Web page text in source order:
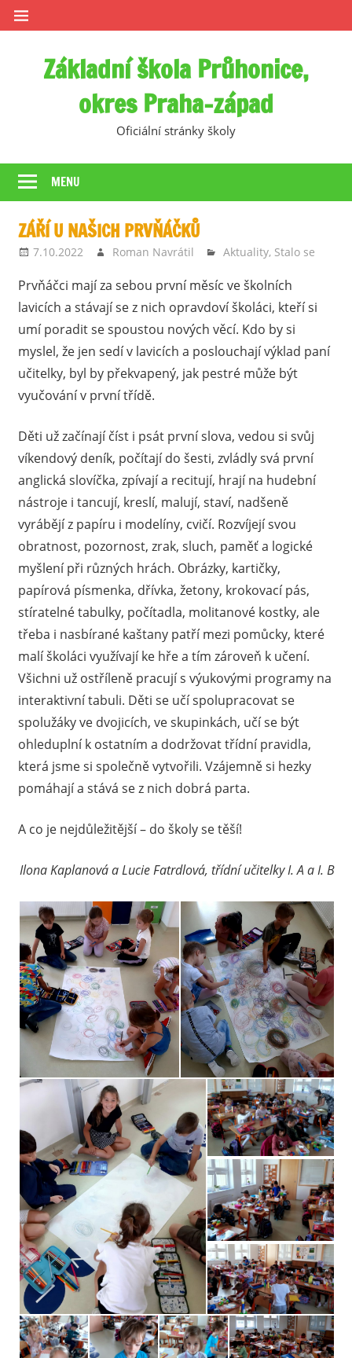
Skip
to
Základní škola Průhonice,
okres Praha-západ
Oficiální stránky školy
MENU
ZÁŘÍ U NAŠICH PRVŇÁČKŮ
7.10.2022 Roman Navrátil Aktuality, Stalo se
Prvňáčci mají za sebou první měsíc ve školních
lavicích a stávají se z nich opravdoví školáci, kteří si
umí poradit se spoustou nových věcí. Kdo by si
myslel, že jen sedí v lavicích a poslouchají výklad paní
učitelky, byl by překvapený, jak pestré může být
vyučování v první třídě.
Děti už začínají číst i psát první slova, vedou si svůj
víkendový deník, počítají do šesti, zvládly svá první
anglická slovíčka, zpívají a recitují, hrají na hudební
nástroje i tancují, kreslí, malují, staví, nadšeně
vyrábějí z papíru i modelíny, cvičí. Rozvíjejí svou
obratnost, pozornost, zrak, sluch, paměť a logické
myšlení při různých hrách. Obrázky, kartičky,
papírová písmenka, dřívka, žetony, krokovací pás,
stíratelné tabulky, počítadla, molitanové kostky, ale
třeba i nasbírané kaštany patří mezi pomůcky, které
malí školáci využívají ke hře a tím zároveň k učení.
Všichni už ostříleně pracují s výukovými programy na
interaktivní tabuli. Děti se učí spolupracovat se
spolužáky ve dvojicích, ve skupinkách, učí se být
ohleduplní k ostatním a dodržovat třídní pravidla,
která jsme si společně vytvořili. Vzájemně si hezky
pomáhají a stává se z nich dobrá parta.
A co je nejdůležitější – do školy se těší!
Ilona Kaplanová a Lucie Fatrdlová, třídní učitelky I. A a I. B